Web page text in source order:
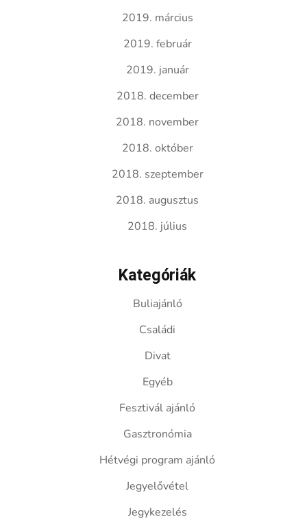
2019. március
2019. február
2019. január
2018. december
2018. november
2018. október
2018. szeptember
2018. augusztus
2018. július
Kategóriák
Buliajánló
Családi
Divat
Egyéb
Fesztivál ajánló
Gasztronómia
Hétvégi program ajánló
Jegyelővétel
Jegykezelés